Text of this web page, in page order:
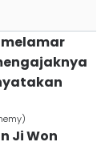
melamar
Ji Won